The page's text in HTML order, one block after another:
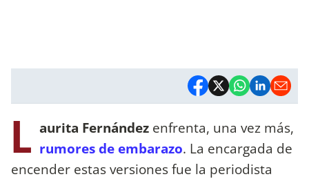
L aurita Fernández enfrenta, una vez más,
rumores de embarazo. La encargada de
encender estas versiones fue la periodista